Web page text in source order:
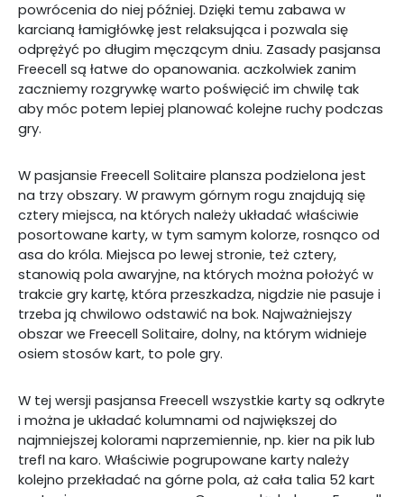
powrócenia do niej później. Dzięki temu zabawa w
karcianą łamigłówkę jest relaksująca i pozwala się
odprężyć po długim męczącym dniu. Zasady pasjansa
Freecell są łatwe do opanowania. aczkolwiek zanim
zaczniemy rozgrywkę warto poświęcić im chwilę tak
aby móc potem lepiej planować kolejne ruchy podczas
gry.
W pasjansie Freecell Solitaire plansza podzielona jest
na trzy obszary. W prawym górnym rogu znajdują się
cztery miejsca, na których należy układać właściwie
posortowane karty, w tym samym kolorze, rosnąco od
asa do króla. Miejsca po lewej stronie, też cztery,
stanowią pola awaryjne, na których można położyć w
trakcie gry kartę, która przeszkadza, nigdzie nie pasuje i
trzeba ją chwilowo odstawić na bok. Najważniejszy
obszar we Freecell Solitaire, dolny, na którym widnieje
osiem stosów kart, to pole gry.
W tej wersji pasjansa Freecell wszystkie karty są odkryte
i można je układać kolumnami od największej do
najmniejszej kolorami naprzemiennie, np. kier na pik lub
trefl na karo. Właściwie pogrupowane karty należy
kolejno przekładać na górne pola, aż cała talia 52 kart